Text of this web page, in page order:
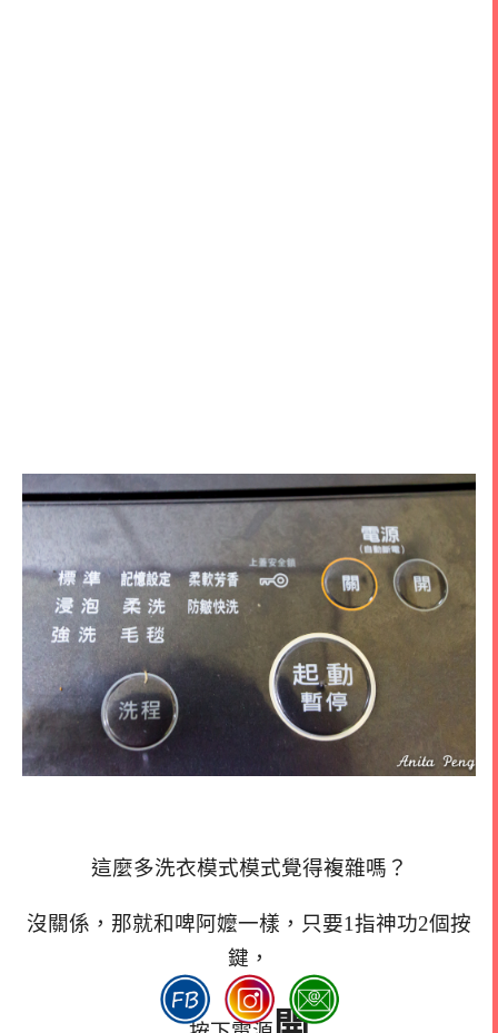
這麼多洗衣模式模式覺得複雜嗎？
沒關係，那就和啤阿嬤一樣，只要1指神功2個按
鍵，